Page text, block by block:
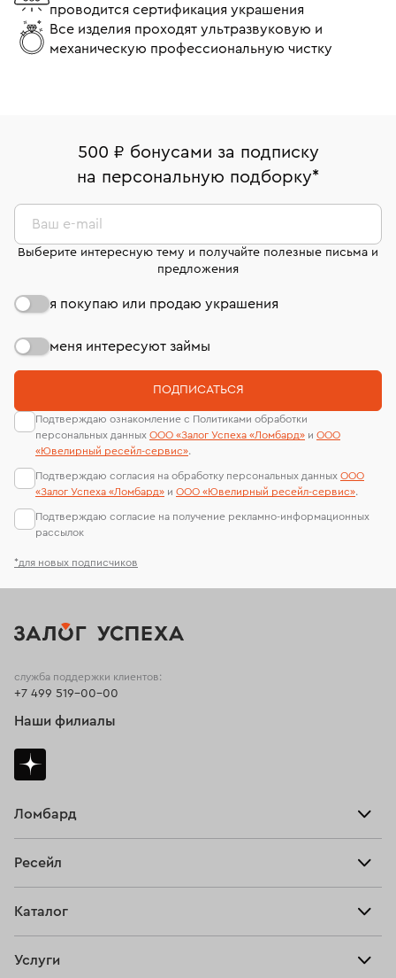
проводится сертификация украшения
Все изделия проходят ультразвуковую и
механическую профессиональную чистку
500 ₽ бонусами за подписку
на персональную подборку*
*для новых подписчиков
Ваш e-mail
Выберите интересную тему и получайте полезные письма и
предложения
я покупаю или продаю украшения
меня интересуют займы
ПОДПИСАТЬСЯ
Подтверждаю ознакомление с Политиками обработки
персональных данных ООО «Залог Успеха «Ломбард» и ООО
«Ювелирный ресейл-сервиc».
Подтверждаю согласия на обработку персональных данных ООО
«Залог Успеха «Ломбард» и ООО «Ювелирный ресейл-сервиc».
Подтверждаю согласие на получение рекламно-информационных
рассылок
Ломбард
Тарифы
Ресейл
Купить
Каталог
Услуги
служба поддержки клиентов:
+7 499 519-00-00
Наши филиалы